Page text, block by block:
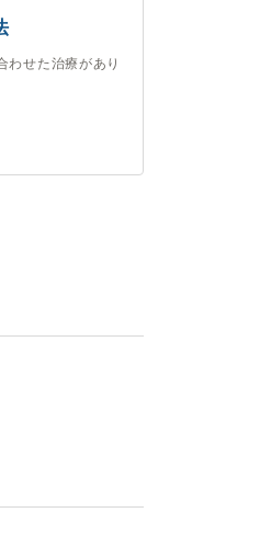
わせた治療があり